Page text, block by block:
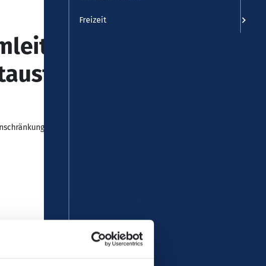
bei den
Haltestelle Mayschoß Feuerwehr/ Festplatz.
angefahren werden.
Freizeit